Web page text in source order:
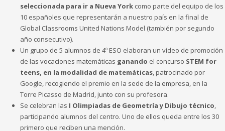
seleccionada para ir a Nueva York como parte del equipo de los
10 españoles que representarán a nuestro país en la final de
Global Classrooms United Nations Model (también por segundo
año consecutivo).
Un grupo de 5 alumnos de 4º ESO elaboran un vídeo de promoción
de las vocaciones matemáticas ganando el concurso STEM for
teens, en la modalidad de matemáticas , patrocinado por
Google, recogiendo el premio en la sede de la empresa, en la
Torre Picasso de Madrid, junto con su profesora.
Se celebran las I Olimpiadas de Geometría y Dibujo técnico
participando alumnos del centro. Uno de ellos queda entre los 30
primero que reciben una mención.